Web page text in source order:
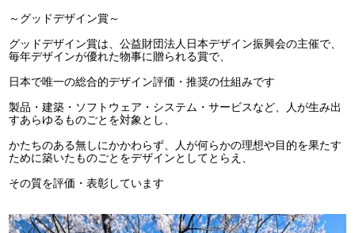
～グッドデザイン賞～
グッドデザイン賞は、公益財団法人日本デザイン振興会の主催で、
毎年デザインが優れた物事に贈られる賞で、
日本で唯一の総合的デザイン評価・推奨の仕組みです
製品・建築・ソフトウェア・システム・サービスなど、人が生み出
すあらゆるものごとを対象とし、
かたちのある無しにかかわらず、人が何らかの理想や目的を果たす
ために築いたものごとをデザインとしてとらえ、
その質を評価・表彰しています